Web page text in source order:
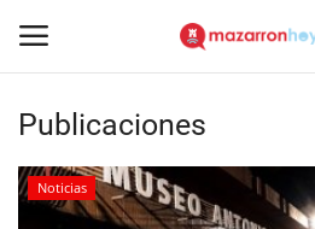
Acceso
Inicio
Publicaciones
Noticias